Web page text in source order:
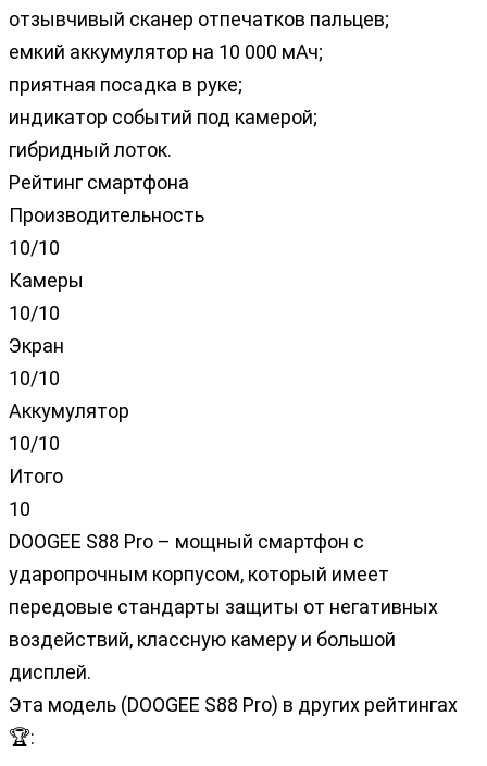
отзывчивый сканер отпечатков пальцев;
емкий аккумулятор на 10 000 мАч;
приятная посадка в руке;
индикатор событий под камерой;
гибридный лоток.
Рейтинг смартфона
Производительность
10/10
Камеры
10/10
Экран
10/10
Аккумулятор
10/10
Итого
10
DOOGEE S88 Pro – мощный смартфон с
ударопрочным корпусом, который имеет
передовые стандарты защиты от негативных
воздействий, классную камеру и большой
дисплей.
Эта модель (DOOGEE S88 Pro) в других рейтингах
🏆: